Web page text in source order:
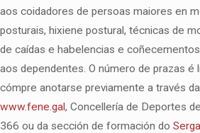
aos coidadores de persoas maiores en
posturais, hixiene postural, técnicas de
de caídas e habelencias e
aos dependentes. O número de prazas é
cómpre anotarse previamente a través
www.fene.gal, Concellería de Deportes
366 ou da sección de formación do